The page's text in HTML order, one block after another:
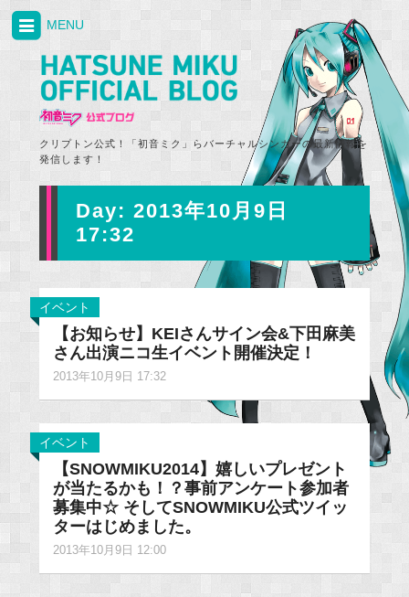
クリプトン公式！「初音ミク」らバーチャルシンガーの最新情報を
発信します！
MENU
Day: 2013年10月9日
17:32
イベント
【お知らせ】KEIさんサイン会&下田麻美
さん出演ニコ生イベント開催決定！
2013年10月9日 17:32
イベント
【SNOWMIKU2014】嬉しいプレゼント
が当たるかも！？事前アンケート参加者
募集中☆ そしてSNOWMIKU公式ツイッ
ターはじめました。
2013年10月9日 12:00